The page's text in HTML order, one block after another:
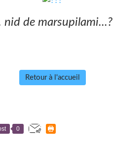
nid de marsupilami...?
Retour à l'accueil
0